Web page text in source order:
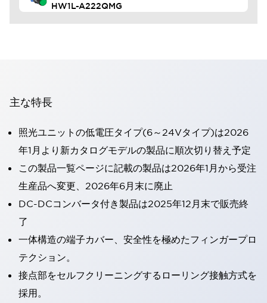
HW1L-A222QMG
主な特長
照光ユニットの低電圧タイプ(6～24Vタイプ)は2026
年1月より新カタログモデルの製品に順次切り替え予定
この製品一覧ページに記載の製品は2026年1月から受注
生産品へ変更、2026年6月末に廃止
DC-DCコンバータ付き製品は2025年12月末で販売終
了
一体構造の端子カバー、安全性を極めたフィンガープロ
テクション。
接点部をセルフクリーニングするローリング接触方式を
採用。